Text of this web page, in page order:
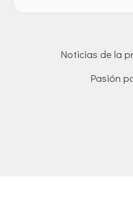
Noticias de la
Pasión